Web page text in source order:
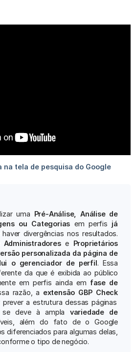
uma Pré-Análise, Análise de
ou Categorias em perfis já
divergências nos resultados.
Administradorese Proprietários
personalizada da página de
o gerenciador de perfil. Essa
da que é exibida ao público
em perfis ainda em fase de
razão, a extensão GBP Check
a estrutura dessas páginas
se deve à ampla variedade de
além do fato de o Google
diferenciados para algumas delas,
o tipo de negócio.